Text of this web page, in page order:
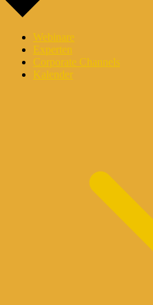
Webinare
Experten
Corporate Channels
Kalender